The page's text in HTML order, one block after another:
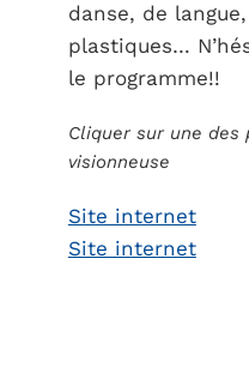
danse, de
plastiques…
le programme!!
Cliquer sur une
visionneuse
Site internet
Site internet